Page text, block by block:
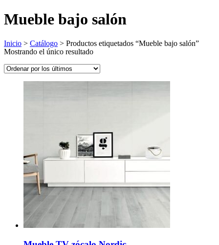
Mueble bajo salón
Inicio > Catálogo > Productos etiquetados “Mueble bajo salón”
Mostrando el único resultado